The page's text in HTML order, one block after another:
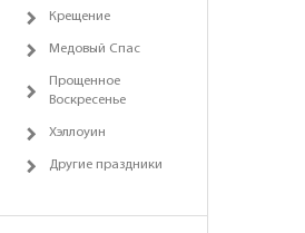
Крещение
Медовый Спас
Прощенное
Воскресенье
Хэллоуин
Другие праздники